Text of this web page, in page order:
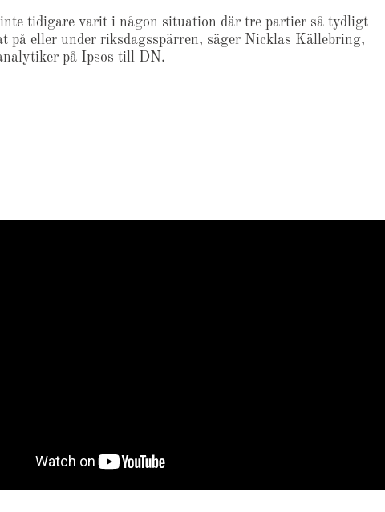
tidigare varit i någon situation där tre partier så tydligt
på eller under riksdagsspärren, säger Nicklas Källebring,
på Ipsos till DN.